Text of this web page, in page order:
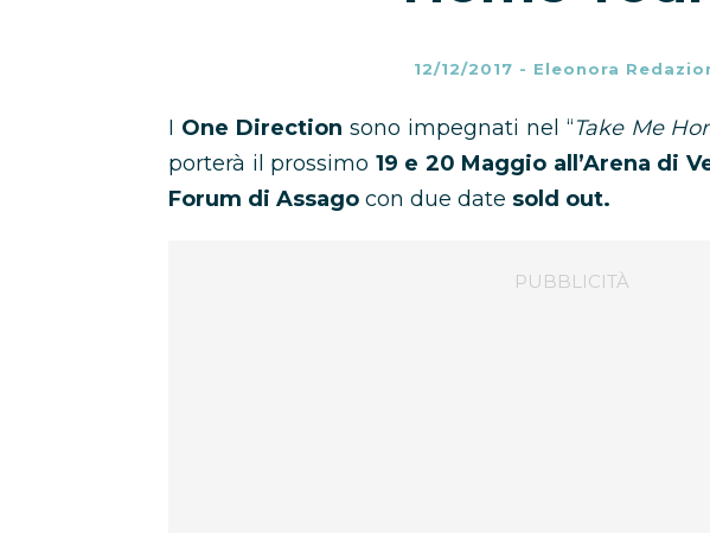
12/12/2017 - Eleonora
I One Direction sono impegnati nel “Take Me
porterà il prossimo 19 e 20 Maggio all’Arena di
Forum di Assago con due date sold out.